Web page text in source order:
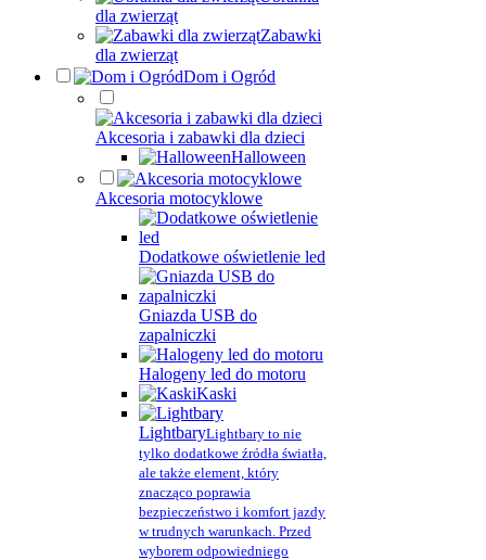
dla zwierząt
Zabawki
dla zwierząt
Dom i Ogród
Akcesoria i zabawki dla dzieci
Halloween
Akcesoria motocyklowe
Dodatkowe oświetlenie led
Gniazda USB do
zapalniczki
Halogeny led do motoru
Kaski
LightbaryLightbary to nie
tylko dodatkowe źródła światła,
ale także element, który
znacząco poprawia
bezpieczeństwo i komfort jazdy
w trudnych warunkach. Przed
wyborem odpowiedniego